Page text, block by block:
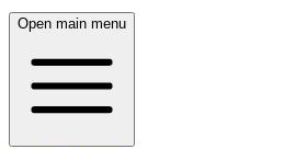
Open main menu